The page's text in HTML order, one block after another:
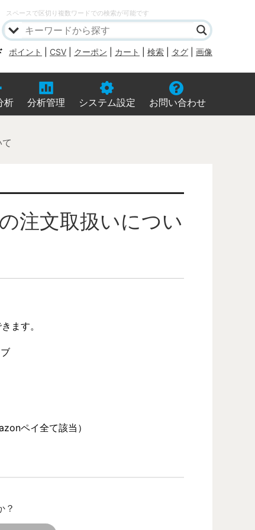
スペースで区切り複数ワードでの検索が可能です
ポイント CSV クーポン カート 検索 タグ 画像
析 分析管理 システム設定 お問い合わせ
注文取扱いについ
ます。
ペイ全て該当）
？